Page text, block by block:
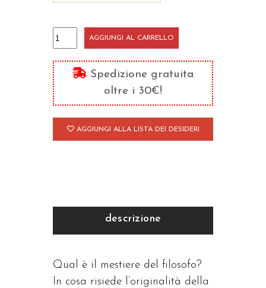
La
storia
della
filosofia
e
la
sua
AGGIUNGI AL CARRELLO
Spedizione gratuita
oltre i 30€!
AGGIUNGI ALLA LISTA DEI DESIDERI
descrizione
Qual è il mestiere del filosofo?
In cosa risiede l’originalità della